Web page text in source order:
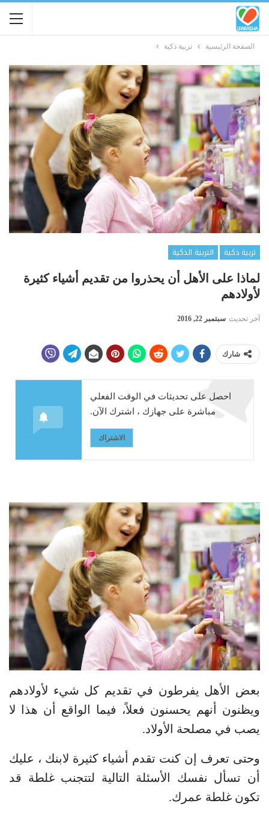
الصفحة الرئيسية تربية ذكية
تربية ذكية
التربية الذكية
لماذا على الأهل أن يحذروا من تقديم أشياء كثيرة
لأولادهم
آخر تحديث سبتمبر 22, 2016
شارك
احصل على تحديثات في الوقت الفعلي
مباشرة على جهازك ، اشترك الآن.
الاشتراك
بعض الأهل يفرطون في تقديم كل شيء لأولادهم
ويظنون أنهم يحسنون فعلاً، فيما الواقع أن هذا لا
يصب في مصلحة الأولاد.
وحتى تعرف إن كنت تقدم أشياء كثيرة لابنك ، عليك
أن تسأل نفسك الأسئلة التالية لتتجنب غلطة قد
تكون غلطة عمرك.